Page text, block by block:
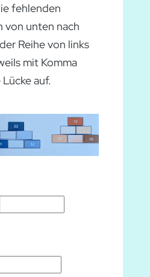
fehlenden
von unten nach
Reihe von links
mit Komma
auf.